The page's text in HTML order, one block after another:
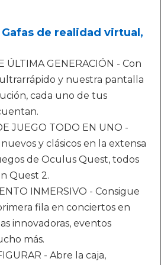
de realidad virtual,
ÚLTIMA GENERACIÓN - Con
y nuestra pantalla
cada uno de tus
JUEGO TODO EN UNO -
y clásicos en la extensa
de Oculus Quest, todos
Quest 2.
INMERSIVO - Consigue
fila en conciertos en
innovadoras, eventos
más.
- Abre la caja,